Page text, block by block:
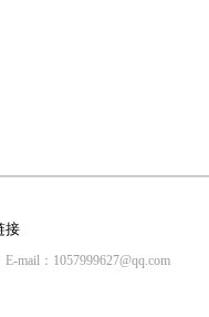
接
E-mail：1057999627@qq.com